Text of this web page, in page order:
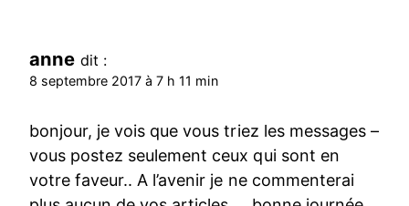
anne dit :
8 septembre 2017 à 7 h 11 min
bonjour, je vois que vous triez les messages –
vous postez seulement ceux qui sont en
votre faveur.. A l’avenir je ne commenterai